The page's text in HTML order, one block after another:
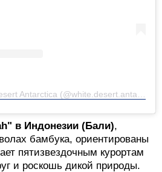
в Индонезии (Бали),
бамбука, ориентированы
пятизвездочным курортам
и роскошь дикой природы.